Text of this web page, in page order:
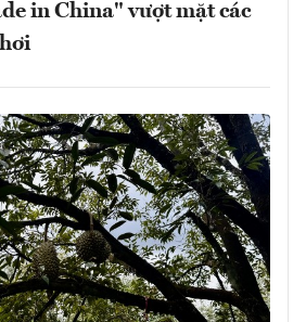
in China" vượt mặt các